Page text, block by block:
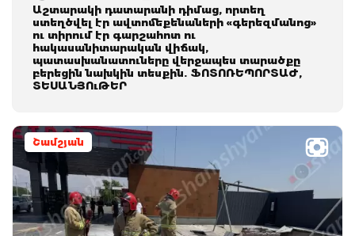
Աշտարակի դատարանի դիմաց, որտեղ
ստեղծվել էր ավտոմեքենաների «գերեզմանոց»
ու տիրում էր գարշահոտ ու
հակասանիտարական վիճակ,
պատասխանատուները վերջապես տարածքը
բերեցին նախկին տեսքին. ՖՈՏՈՌԵՊՈՐՏԱԺ,
ՏԵՍԱՆՅՈւԹԵՐ
Շամշյան